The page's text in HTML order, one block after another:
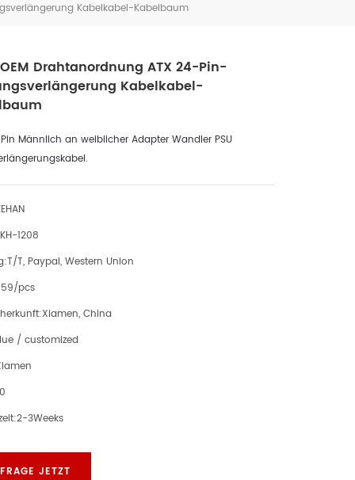
Kabelkabel-Kabelbaum
Drahtanordnung ATX 24-Pin-
Kabelkabel-
Männlich an weiblicher Adapter Wandler PSU
KH-1208
T/T, Paypal, Western Union
pcs
Xiamen, China
/ customized
2-3Weeks
JETZT